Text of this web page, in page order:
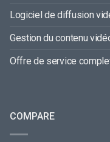
Logiciel de diffusion
Gestion du contenu
Offre de service
COMPARE